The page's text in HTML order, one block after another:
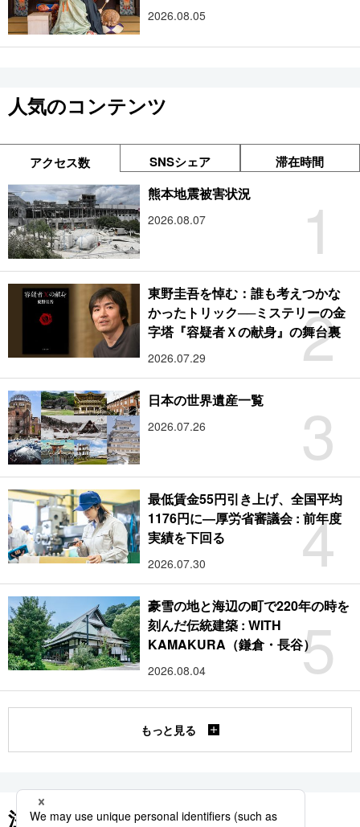
2026.08.05
人気のコンテンツ
アクセス数 SNSシェア 滞在時間
1
熊本地震被害状況
2026.08.07
2
東野圭吾を悼む：誰も考えつかな
かったトリック──ミステリーの金
字塔『容疑者Ｘの献身』の舞台裏
2026.07.29
3
日本の世界遺産一覧
2026.07.26
4
最低賃金55円引き上げ、全国平均
1176円に―厚労省審議会 : 前年度
実績を下回る
2026.07.30
5
豪雪の地と海辺の町で220年の時を
刻んだ伝統建築 : WITH
KAMAKURA（鎌倉・長谷）
2026.08.04
もっと見る
注目のキーワード